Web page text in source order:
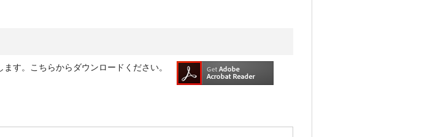
す。こちらからダウンロードください。